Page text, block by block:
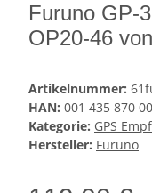
Furuno GP-
OP20-46
Artikelnummer:
HAN: 001 435 870 00
Kategorie: GPS
Hersteller: Furuno